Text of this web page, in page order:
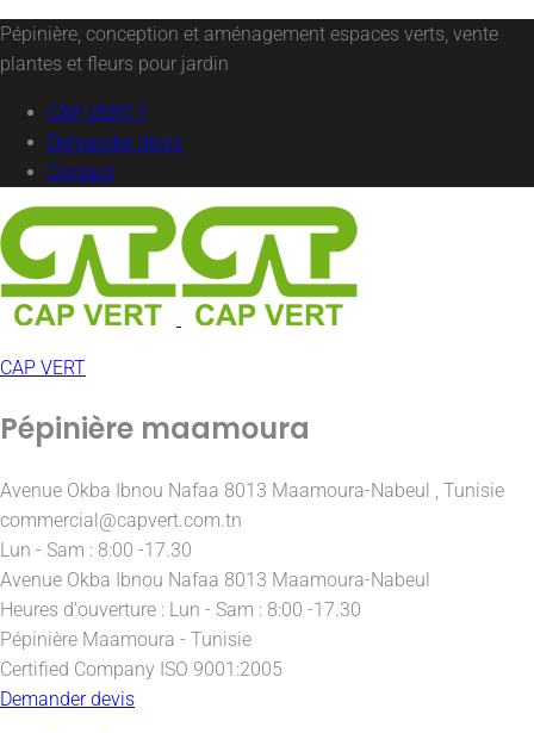
Pépinière, conception et aménagement espaces verts, vente
plantes et fleurs pour jardin
CAP VERT ?
Demander devis
Contact
CAP VERT
Pépinière maamoura
Avenue Okba Ibnou Nafaa 8013 Maamoura-Nabeul , Tunisie
commercial@capvert.com.tn
Lun - Sam : 8:00 -17.30
Avenue Okba Ibnou Nafaa 8013 Maamoura-Nabeul
Heures d'ouverture : Lun - Sam : 8:00 -17.30
Pépinière Maamoura - Tunisie
Certified Company ISO 9001:2005
Demander devis